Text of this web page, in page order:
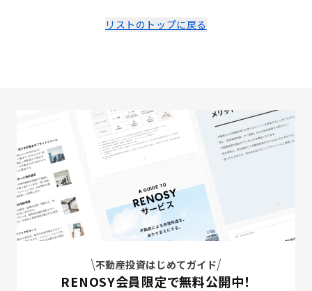
リストのトップに戻る
不動産投資はじめてガイド
RENOSY会員限定で無料公開中！